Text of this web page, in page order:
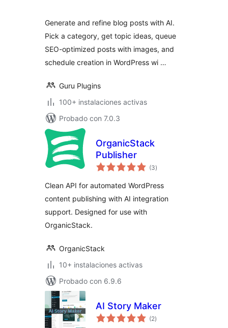
Generate and refine blog posts with AI.
Pick a category, get topic ideas, queue
SEO-optimized posts with images, and
schedule creation in WordPress wi …
Guru Plugins
100+ instalaciones activas
Probado con 7.0.3
OrganicStack
Publisher
(3total
de
)
Clean API for automated WordPress
content publishing with AI integration
support. Designed for use with
OrganicStack.
OrganicStack
10+ instalaciones activas
Probado con 6.9.6
AI Story Maker
(2total
de
)